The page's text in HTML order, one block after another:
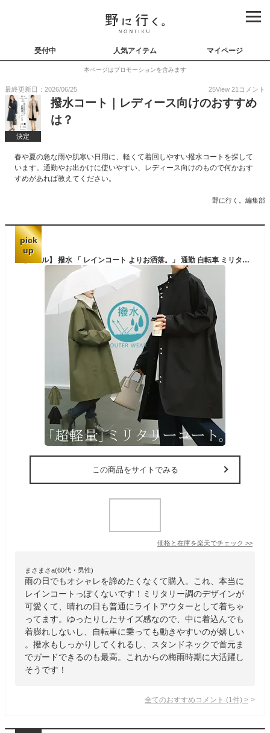
受付中 人気アイテム マイページ
本ページはプロモーションを含みます
最終更新日：2026/06/25 25View 21 コメント
決定
撥水コート｜レディース向けのおすすめ
は？
春や夏の急な雨や肌寒い日用に、軽くて着回しやすい撥水コートを探して
います。通勤やお出かけに使いやすい、レディース向けのもので何かおす
すめがあれば教えてください。
野に行く。編集部
pick
up
【セール】 撥水 「 レインコート よりお洒落。」 通勤 自転車 ミリタリーコート アウター レディース ミリタリー ライトアウター アウトドア キャンプ ブルゾン ジャケット 大きいサイズ ゆる 羽織 ロング スタンドネック 雨 防水 カーキ 黒 春 夏 HUG.U
この商品をサイトでみる
価格と在庫を楽天でチェック >>
まさまさa(60代・男性)
雨の日でもオシャレを諦めたくなくて購入。これ、本当に
レインコートっぽくないです！ミリタリー調のデザインが
可愛くて、晴れの日も普通にライトアウターとして着ちゃ
ってます。ゆったりしたサイズ感なので、中に着込んでも
着膨れしないし、自転車に乗っても動きやすいのが嬉しい
。撥水もしっかりしてくれるし、スタンドネックで首元ま
でガードできるのも最高。これからの梅雨時期に大活躍し
そうです！
全てのおすすめコメント (1 件) >